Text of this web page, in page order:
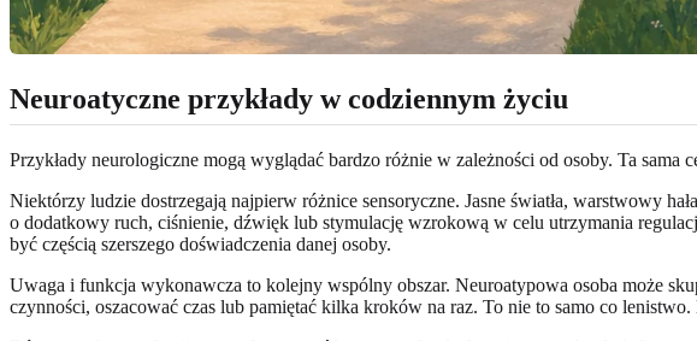
Neuroatyczne przykłady w codziennym życiu
Przykłady neurologiczne mogą wyglądać bardzo różnie w zależności od osoby. Ta sama
Niektórzy ludzie dostrzegają najpierw różnice sensoryczne. Jasne światła, warstwowy
o dodatkowy ruch, ciśnienie, dźwięk lub stymulację wzrokową w celu utrzymania
być częścią szerszego doświadczenia danej osoby.
Uwaga i funkcja wykonawcza to kolejny wspólny obszar. Neuroatypowa osoba może
czynności, oszacować czas lub pamiętać kilka kroków na raz. To nie to samo co